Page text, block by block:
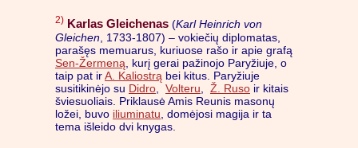
2) Karlas Gleichenas (Karl Heinrich von
Gleichen , 1733-1807) – vokiečių diplomatas,
parašęs memuarus, kuriuose rašo ir apie grafą
Sen-Žermeną , kurį gerai pažinojo Paryžiuje, o
taip pat irA. Kaliostrą bei kitus. Paryžiuje
susitikinėjo su Didro Volteru Ž. Ruso ir kitais
šviesuoliais. Priklausė Amis Reunis masonų
ložei, buvo iliuminatu , domėjosi magija ir ta
tema išleido dvi knygas.